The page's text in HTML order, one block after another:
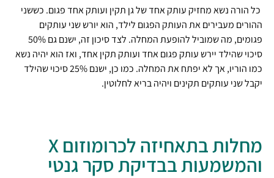
כל הורה נשא מחזיק עותק אחד של גן תקין ועותק אחד פגום. כששני
ההורים מעבירים את העותק הפגום לילד, הוא יורש שני עותקים
פגומים, מה שמוביל להופעת המחלה. לצד סיכון זה, ישנם גם 50%
סיכוי שהילד יירש עותק פגום אחד ועותק תקין אחד, ואז הוא יהיה נשא
כמו הוריו, אך לא יפתח את המחלה. כמו כן, ישנם 25% סיכוי שהילד
יקבל שני עותקים תקינים ויהיה בריא לחלוטין.
מחלות בתאחיזה לכרומוזום X
והמשמעות בבדיקת סקר גנטי